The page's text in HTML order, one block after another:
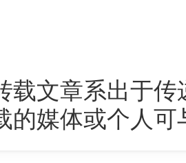
载文章系出于
的媒体或个人